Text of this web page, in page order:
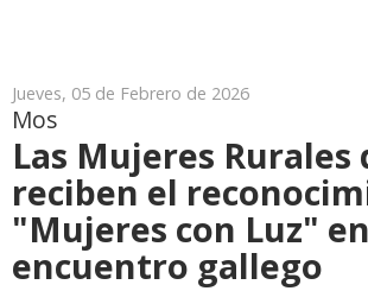
Jueves, 05 de Febrero de 2026
Mos
Las Mujeres Rurales
reciben el
"Mujeres con Luz"
encuentro gallego